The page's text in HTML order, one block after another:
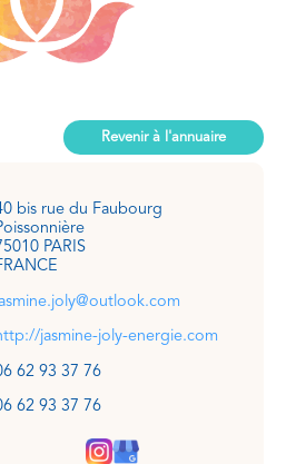
Revenir à l'annuaire
bis rue du Faubourg
PARIS
jasmine-joly-energie.com
62 93 37 76
62 93 37 76